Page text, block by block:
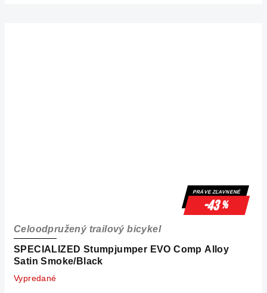
PRÁVE ZĽAVNENÉ
-43%
SPECIALIZED Stumpjumper EVO Comp Alloy
Satin Smoke/Black
Celoodpružený trailový bicykel
Vypredané